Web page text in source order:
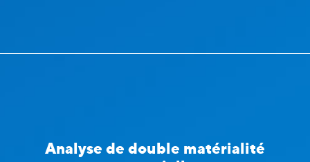
Analyse de double matérialité